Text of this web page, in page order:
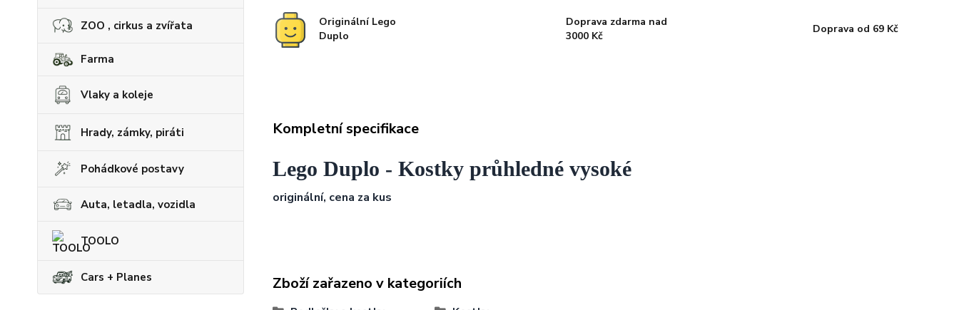
ZOO , cirkus a zvířata
Farma
Vlaky a koleje
Hrady, zámky, piráti
Pohádkové postavy
Auta, letadla, vozidla
TOOLO
Cars + Planes
Originální Lego
Duplo
Doprava zdarma nad
3000 Kč
Doprava od 69 Kč
Kompletní specifikace
Lego Duplo - Kostky průhledné vysoké
originální, cena za kus
Zboží zařazeno v kategoriích